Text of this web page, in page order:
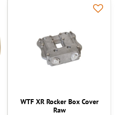
WTF XR Rocker Box Cover
Raw